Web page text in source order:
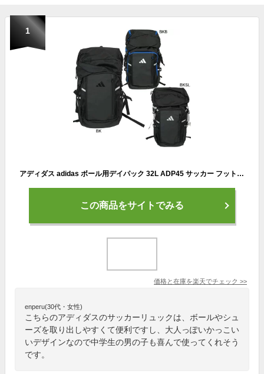
1
アディダス adidas ボール用デイパック 32L ADP45 サッカー フットサル リュックサック 練習 部活
この商品をサイトでみる
価格と在庫を楽天でチェック >>
enperu(30代・女性)
こちらのアディダスのサッカーリュックは、ボールやシュ
ーズを取り出しやすくて便利ですし、大人っぽいかっこい
いデザインなので中学生の男の子も喜んで使ってくれそう
です。